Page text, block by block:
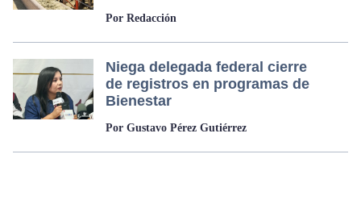
Por Redacción
Niega delegada federal cierre
de registros en programas de
Bienestar
Por Gustavo Pérez Gutiérrez